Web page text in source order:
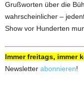
Grußworten über die
wahrscheinlicher –
Show vor Hunderten
Immer freitags, immer
Newsletter abonnieren!